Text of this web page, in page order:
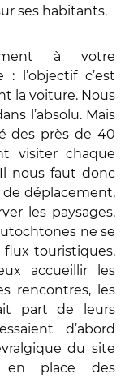
ses habitants.
à votre
l’objectif c’est
la voiture. Nous
l’absolu. Mais
des près de 40
visiter chaque
nous faut donc
déplacement,
les paysages,
ne se
touristiques,
accueillir les
rencontres, les
part de leurs
d’abord
du site
en place des